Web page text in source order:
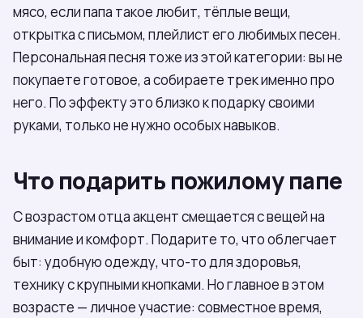
мясо, если папа такое любит, тёплые вещи,
открытка с письмом, плейлист его любимых песен.
Персональная песня тоже из этой категории: вы не
покупаете готовое, а собираете трек именно про
него. По эффекту это близко к подарку своими
руками, только не нужно особых навыков.
Что подарить пожилому папе
С возрастом отца акцент смещается с вещей на
внимание и комфорт. Подарите то, что облегчает
быт: удобную одежду, что-то для здоровья,
технику с крупными кнопками. Но главное в этом
возрасте — личное участие: совместное время,